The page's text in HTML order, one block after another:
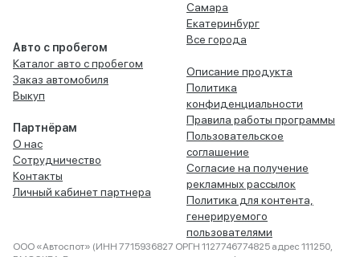
Авто с пробегом
Каталог авто с пробегом
Заказ автомобиля
Выкуп
Партнёрам
О нас
Сотрудничество
Контакты
Личный кабинет партнера
Самара
Екатеринбург
Все города
Описание продукта
Политика
конфиденциальности
Правила работы программы
Пользовательское
соглашение
Согласие на получение
рекламных рассылок
Политика для контента,
генерируемого
пользователями
ООО «Автоспот» (ИНН 7715936827 ОРГН 1127746774825 адрес 111250,